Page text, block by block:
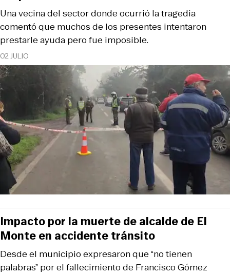
02 JULIO
Una vecina del sector donde ocurrió la tragedia
comentó que muchos de los presentes intentaron
prestarle ayuda pero fue imposible.
Desde el municipio expresaron que “no tienen
palabras” por el fallecimiento de Francisco Gómez
Impacto por la muerte de alcalde de El
Monte en accidente tránsito